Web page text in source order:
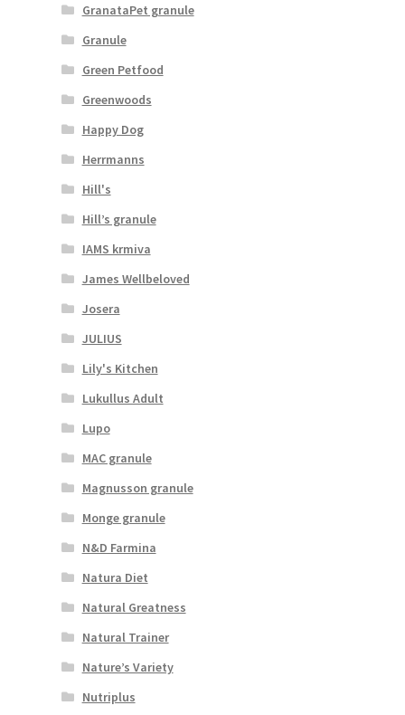
GranataPet granule
Granule
Green Petfood
Greenwoods
Happy Dog
Herrmanns
Hill's
Hill’s granule
IAMS krmiva
James Wellbeloved
Josera
JULIUS
Lily's Kitchen
Lukullus Adult
Lupo
MAC granule
Magnusson granule
Monge granule
N&D Farmina
Natura Diet
Natural Greatness
Natural Trainer
Nature’s Variety
Nutriplus